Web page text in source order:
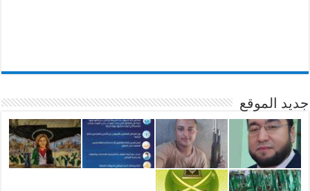
جديد الموقع